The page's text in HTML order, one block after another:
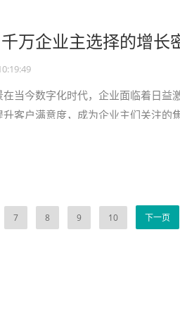
万企业主选择的增长
当今数字化时代，企业面临着日益
客户满意度，成为企业主们关注的
，它
7 8 9 10 下一页